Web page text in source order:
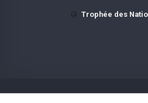
Trophée des